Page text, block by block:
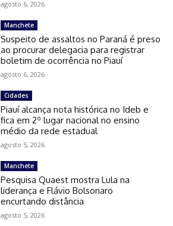
agosto 6, 2026
Manchete
Suspeito de assaltos no Paraná é preso
ao procurar delegacia para registrar
boletim de ocorrência no Piauí
agosto 6, 2026
Cidades
Piauí alcança nota histórica no Ideb e
fica em 2º lugar nacional no ensino
médio da rede estadual
agosto 5, 2026
Manchete
Pesquisa Quaest mostra Lula na
liderança e Flávio Bolsonaro
encurtando distância
agosto 5, 2026